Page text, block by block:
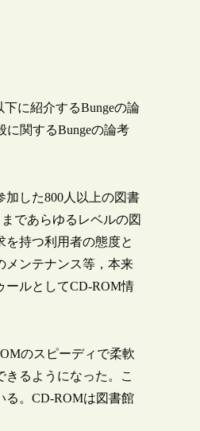
下に紹介するBungeの論
関するBungeの論考
した800人以上の図書
であらゆるレベルの図
持つ利用者の態度と
メンテナンス等，本来
ールとしてCD-ROM情
のスピーディで柔軟
るようになった。こ
る。CD-ROMは図書館